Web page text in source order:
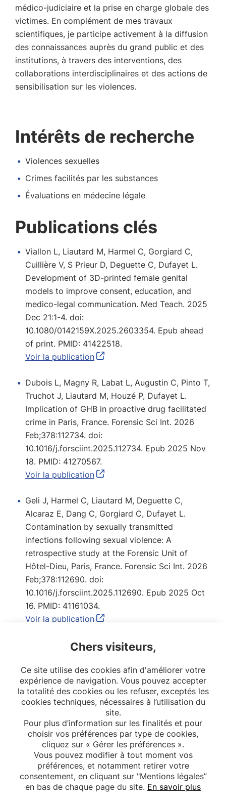
médico-judiciaire et la prise en charge globale des
victimes. En complément de mes travaux
scientifiques, je participe activement à la diffusion
des connaissances auprès du grand public et des
institutions, à travers des interventions, des
collaborations interdisciplinaires et des actions de
sensibilisation sur les violences.
Intérêts de recherche
Violences sexuelles
Crimes facilités par les substances
Évaluations en médecine légale
Publications clés
Viallon L, Liautard M, Harmel C, Gorgiard C,
Cuillière V, S Prieur D, Deguette C, Dufayet L.
Development of 3D-printed female genital
models to improve consent, education, and
medico-legal communication. Med Teach. 2025
Dec 21:1-4. doi:
10.1080/0142159X.2025.2603354. Epub ahead
of print. PMID: 41422518.
Voir la publication
Dubois L, Magny R, Labat L, Augustin C, Pinto T,
Truchot J, Liautard M, Houzé P, Dufayet L.
Implication of GHB in proactive drug facilitated
crime in Paris, France. Forensic Sci Int. 2026
Feb;378:112734. doi:
10.1016/j.forsciint.2025.112734. Epub 2025 Nov
18. PMID: 41270567.
Voir la publication
Geli J, Harmel C, Liautard M, Deguette C,
Alcaraz E, Dang C, Gorgiard C, Dufayet L.
Contamination by sexually transmitted
infections following sexual violence: A
retrospective study at the Forensic Unit of
Hôtel-Dieu, Paris, France. Forensic Sci Int. 2026
Feb;378:112690. doi:
10.1016/j.forsciint.2025.112690. Epub 2025 Oct
16. PMID: 41161034.
Voir la publication
ORCID
Chers visiteurs,
Ce site utilise des cookies afin d'améliorer votre
expérience de navigation. Vous pouvez accepter
la totalité des cookies ou les refuser, exceptés les
cookies techniques, nécessaires à l’utilisation du
site.
Pour plus d’information sur les finalités et pour
choisir vos préférences par type de cookies,
cliquez sur « Gérer les préférences ».
Vous pouvez modifier à tout moment vos
préférences, et notamment retirer votre
consentement, en cliquant sur "Mentions légales”
en bas de chaque page du site. En savoir plus